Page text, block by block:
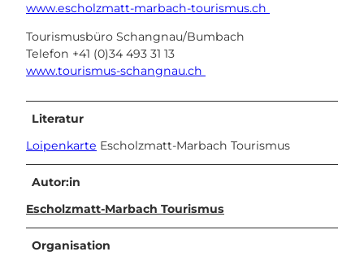
www.escholzmatt-marbach-tourismus.ch
Tourismusbüro Schangnau/Bumbach
Telefon +41 (0)34 493 31 13
www.tourismus-schangnau.ch
Literatur
Loipenkarte Escholzmatt-Marbach Tourismus
Autor:in
Escholzmatt-Marbach Tourismus
Organisation